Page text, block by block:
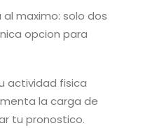
maximo: solo dos
opcion para
actividad fisica
la carga de
tu pronostico.